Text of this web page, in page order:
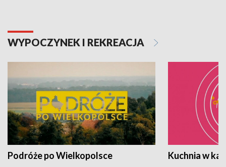
WYPOCZYNEK I REKREACJA
Podróże po Wielkopolsce Kuchnia w